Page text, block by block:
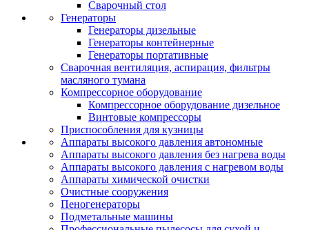
Сварочный стол
Генераторы
Генераторы дизельные
Генераторы контейнерные
Генераторы портативные
Сварочная вентиляция, аспирация, фильтры
масляного тумана
Компрессорное оборудование
Компрессорное оборудование дизельное
Винтовые компрессоры
Приспособления для кузницы
Аппараты высокого давления автономные
Аппараты высокого давления без нагрева воды
Аппараты высокого давления с нагревом воды
Аппараты химической очистки
Очистные сооружения
Пеногенераторы
Подметальные машины